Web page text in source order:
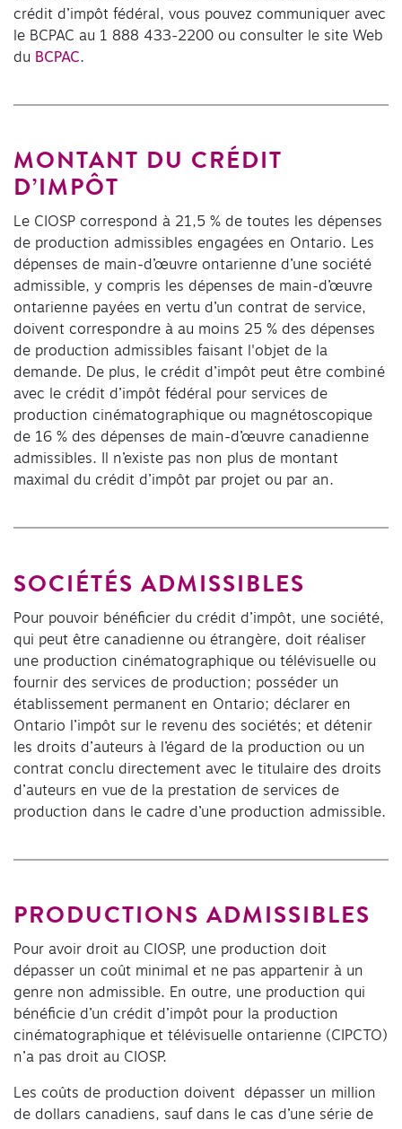
crédit d’impôt fédéral, vous pouvez communiquer avec
le BCPAC au 1 888 433-2200 ou consulter le site Web
du BCPAC.
MONTANT DU CRÉDIT
D’IMPÔT
Le CIOSP correspond à 21,5 % de toutes les dépenses
de production admissibles engagées en Ontario. Les
dépenses de main-d’œuvre ontarienne d’une société
admissible, y compris les dépenses de main-d’œuvre
ontarienne payées en vertu d’un contrat de service,
doivent correspondre à au moins 25 % des dépenses
de production admissibles faisant l'objet de la
demande. De plus, le crédit d’impôt peut être combiné
avec le crédit d’impôt fédéral pour services de
production cinématographique ou magnétoscopique
de 16 % des dépenses de main-d’œuvre canadienne
admissibles. Il n’existe pas non plus de montant
maximal du crédit d’impôt par projet ou par an.
SOCIÉTÉS ADMISSIBLES
Pour pouvoir bénéficier du crédit d’impôt, une société,
qui peut être canadienne ou étrangère, doit réaliser
une production cinématographique ou télévisuelle ou
fournir des services de production; posséder un
établissement permanent en Ontario; déclarer en
Ontario l’impôt sur le revenu des sociétés; et détenir
les droits d’auteurs à l’égard de la production ou un
contrat conclu directement avec le titulaire des droits
d’auteurs en vue de la prestation de services de
production dans le cadre d’une production admissible.
PRODUCTIONS ADMISSIBLES
Pour avoir droit au CIOSP, une production doit
dépasser un coût minimal et ne pas appartenir à un
genre non admissible. En outre, une production qui
bénéficie d’un crédit d’impôt pour la production
cinématographique et télévisuelle ontarienne (CIPCTO)
n’a pas droit au CIOSP.
Les coûts de production doivent dépasser un million
de dollars canadiens, sauf dans le cas d’une série de